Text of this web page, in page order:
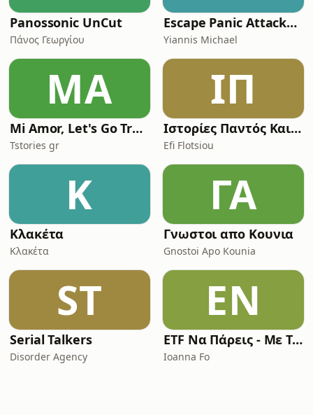
Panossonic UnCut
Πάνος Γεωργίου
Escape Panic Attacks Podcast
Yiannis Michael
MA
Mi Amor, Let's Go Travel
Tstories gr
ΙΠ
Ιστορίες Παντός Καιρού
Efi Flotsiou
Κ
Κλακέτα
Κλακέτα
ΓΑ
Γνωστοι απο Κουνια
Gnostoi Apo Kounia
ST
Serial Talkers
Disorder Agency
EΝ
ETF Να Πάρεις - Με Την Ioanna Fo
Ioanna Fo